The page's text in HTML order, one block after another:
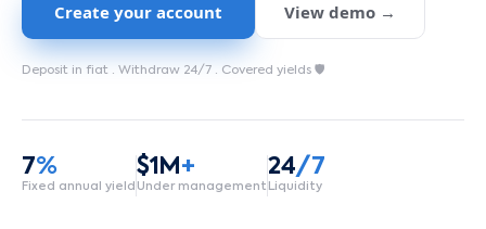
Create your account View demo →
Deposit in fiat · Withdraw 24/7 · Covered yields 🛡️
7%
Fixed annual yield
$1M +
Under management
24/7
Liquidity